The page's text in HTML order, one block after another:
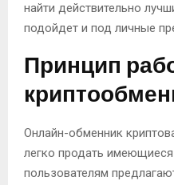
найти действительно
подойдет и под личные
Принцип
Онлайн-обменник
легко продать
пользователям